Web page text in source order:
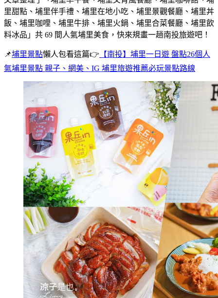
里甜點、埔里伴手禮、埔里在地小吃、埔里景觀餐廳、埔里丼
飯、埔里咖哩、埔里牛排、埔里火鍋、埔里合菜餐廳、埔里飲
料冰品」共 69 間人氣埔里美食，快來規畫一趟南投旅遊吧！
📌埔里景點懶人包看這篇👉 【南投】埔里一日遊 盤點26個人
氣埔里景點 親子、網美、IG 埔里旅遊推薦必玩景點路線